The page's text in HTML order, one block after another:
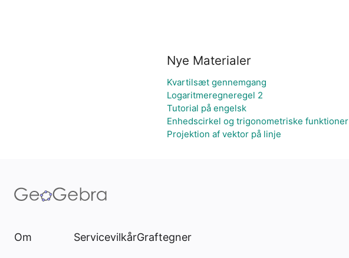
Nye Materialer
Kvartilsæt gennemgang
Logaritmeregneregel 2
Tutorial på engelsk
Enhedscirkel og trigonometriske funktioner
Projektion af vektor på linje
Om ServicevilkårGraftegner